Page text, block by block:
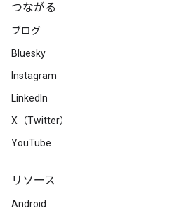
つながる
ブログ
Bluesky
Instagram
LinkedIn
X（Twitter）
YouTube
リソース
Android